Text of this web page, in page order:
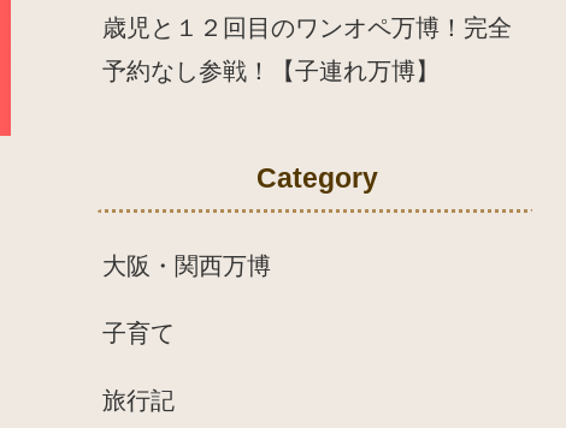
歳児と１２回目のワンオペ万博！完全
予約なし参戦！【子連れ万博】
Category
大阪・関西万博
子育て
旅行記